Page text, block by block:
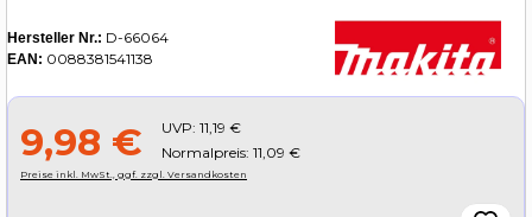
Hersteller Nr.: D-66064
EAN: 0088381541138
9,98 € UVP: 11,19 €
Normalpreis: 11,09 €
Preise inkl. MwSt., ggf. zzgl. Versandkosten